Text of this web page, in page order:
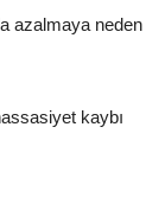
azalmaya neden
kaybı